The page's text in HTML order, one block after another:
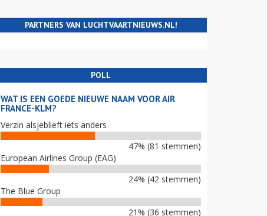
PARTNERS VAN LUCHTVAARTNIEUWS.NL!
POLL
WAT IS EEN GOEDE NIEUWE NAAM VOOR AIR
FRANCE-KLM?
Verzin alsjeblieft iets anders
47% (81 stemmen)
European Airlines Group (EAG)
24% (42 stemmen)
The Blue Group
21% (36 stemmen)